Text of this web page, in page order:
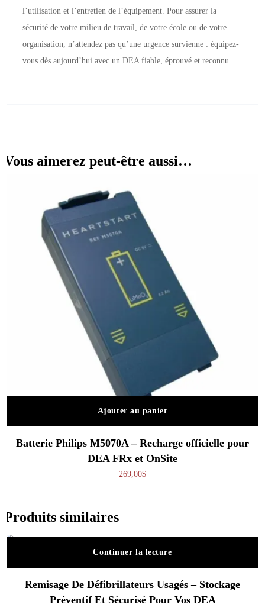
l’utilisation et l’entretien de l’équipement. Pour assurer la
sécurité de votre milieu de travail, de votre école ou de votre
organisation, n’attendez pas qu’une urgence survienne : équipez-
vous dès aujourd’hui avec un DEA fiable, éprouvé et reconnu.
Vous aimerez peut-être aussi…
Ajouter au panier
Batterie Philips M5070A – Recharge officielle pour
DEA FRx et OnSite
269,00$
Produits similaires
Continuer la lecture
Remisage De Défibrillateurs Usagés – Stockage
Préventif Et Sécurisé Pour Vos DEA